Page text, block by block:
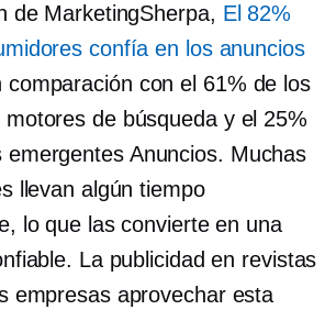
de MarketingSherpa, El 82%
confía en los anuncios
comparación con el 61% de los
de búsqueda y el 25%
emergentesAnuncios. Muchas
llevan algún tiempo
lo que las convierte en una
La publicidad en revistas
empresas aprovechar esta